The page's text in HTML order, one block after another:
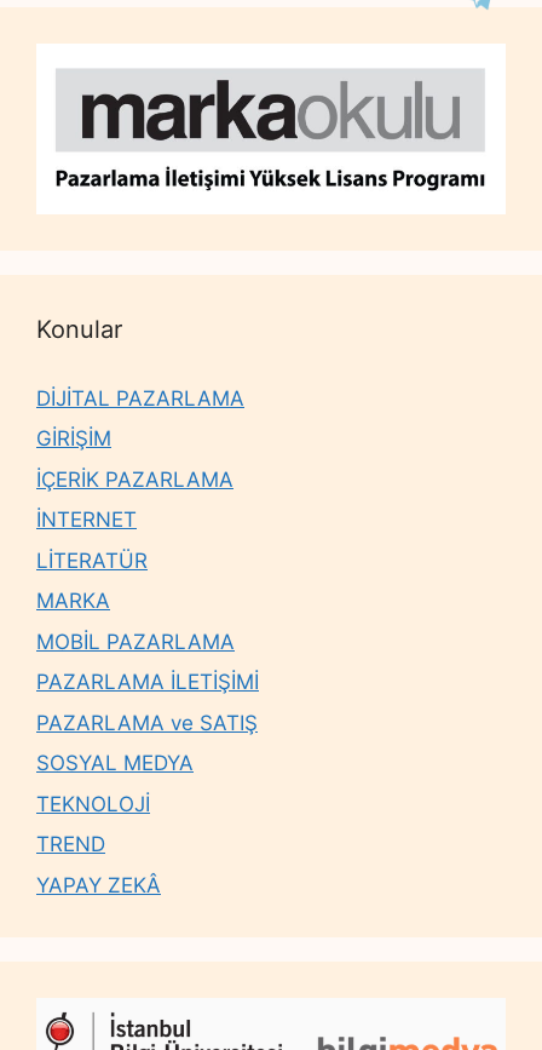
Konular
DİJİTAL PAZARLAMA
GİRİŞİM
İÇERİK PAZARLAMA
İNTERNET
LİTERATÜR
MARKA
MOBİL PAZARLAMA
PAZARLAMA İLETİŞİMİ
PAZARLAMA ve SATIŞ
SOSYAL MEDYA
TEKNOLOJİ
TREND
YAPAY ZEKÂ